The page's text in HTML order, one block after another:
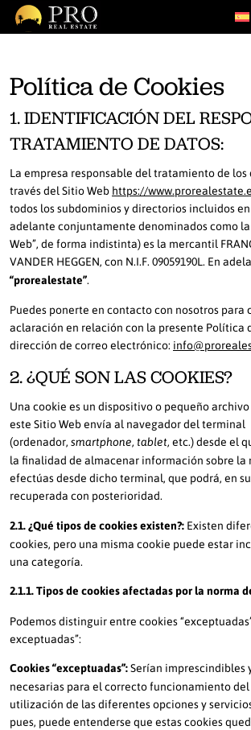
Política de Cookies
1. IDENTIFICACIÓN DEL
TRATAMIENTO DE DATOS:
La empresa responsable del tratamiento de los
través del Sitio Web https://
todos los subdominios y directorios incluidos
adelante conjuntamente denominados como la
Web”, de forma indistinta) es la mercantil
VANDER HEGGEN, con N.I.F. 09059190L. En
“prorealestate”
Puedes ponerte en contacto con nosotros para
aclaración en relación con la presente Política
dirección de correo electrónico:
2. ¿QUÉ SON LAS COOKIES?
Una cookie es un dispositivo o pequeño
este Sitio Web envía al navegador del terminal
(ordenador, smartphone, tablet, etc.) desde el
la finalidad de almacenar información sobre la
efectúas desde dicho terminal, que podrá, en
recuperada con posterioridad.
2.1. ¿Qué tipos de cookies existen?: Existen
cookies, pero una misma cookie puede estar
una categoría.
2.1.1. Tipos de cookies afectadas por la norma
Podemos distinguir entre cookies
exceptuadas”:
Cookies “exceptuadas”:Serían imprescindibles
necesarias para el correcto funcionamiento del
utilización de las diferentes opciones y
pues, puede entenderse que estas cookies